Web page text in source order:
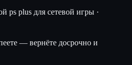
ps plus для сетевой игры ·
— вернёте досрочно и